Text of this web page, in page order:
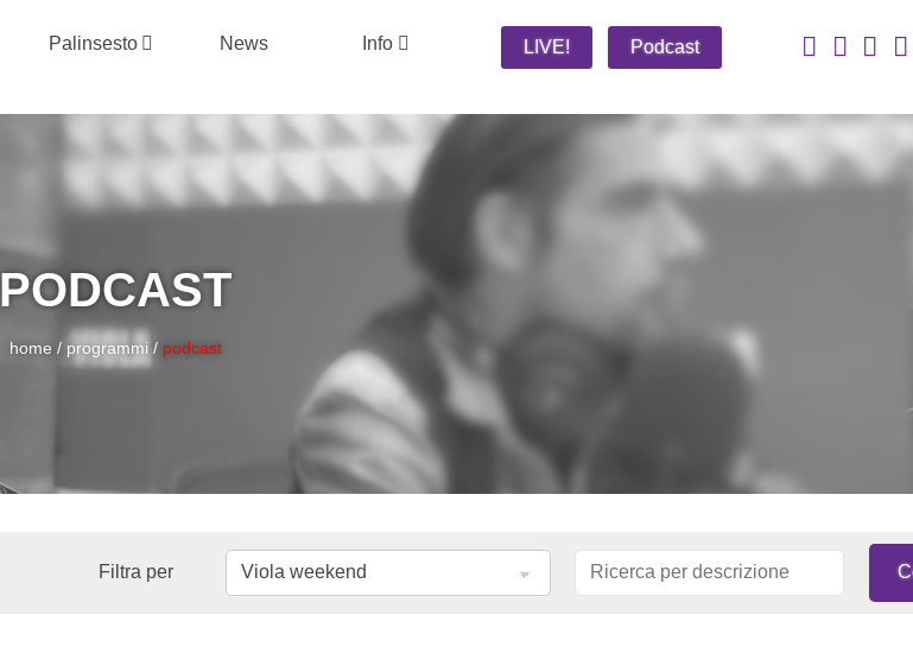
Palinsesto News Info LIVE! Podcast
PODCAST
home / programmi / podcast
Filtra per